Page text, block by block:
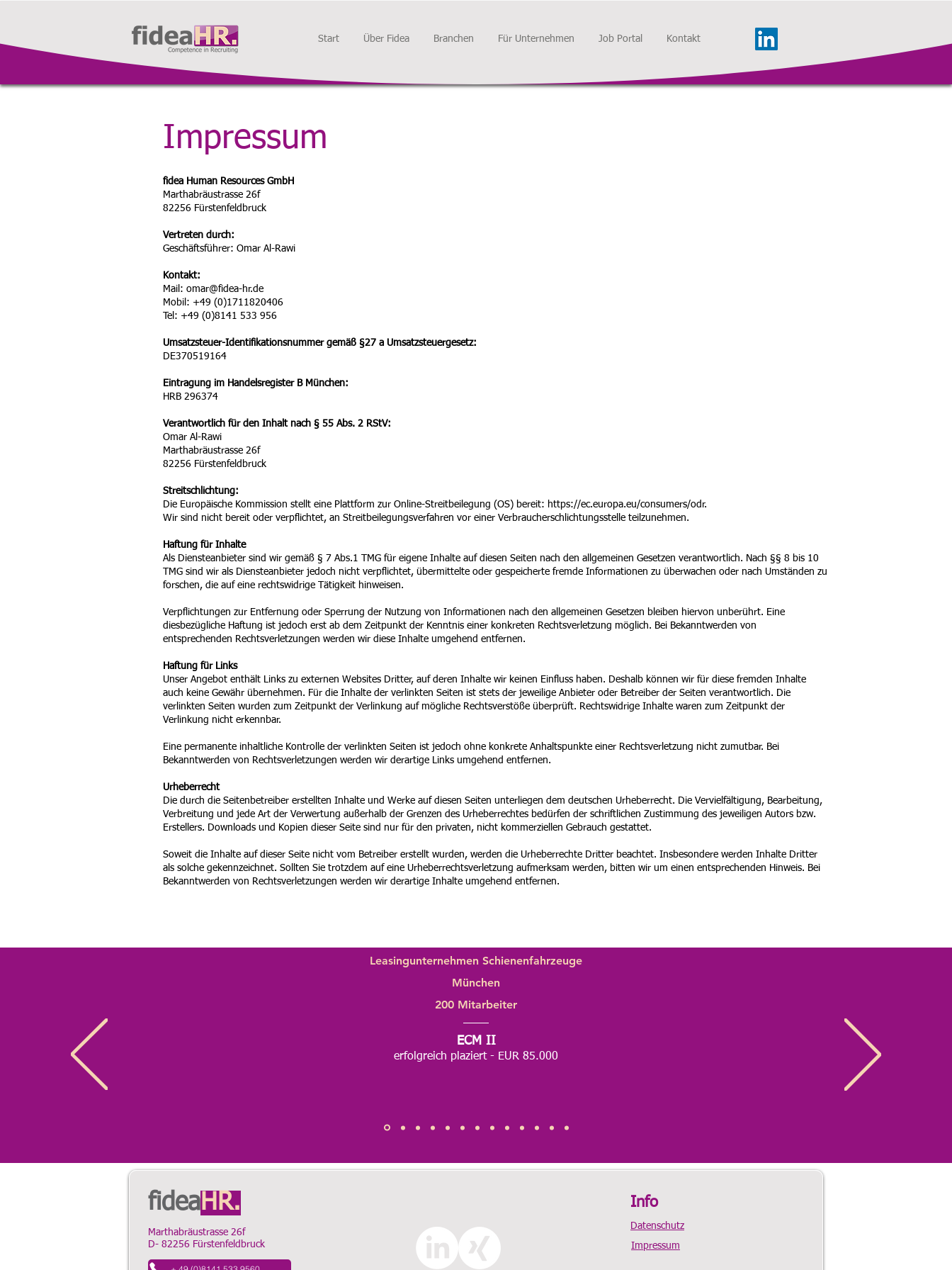
Start Über Fidea Branchen Für Unternehmen Job Portal Kontakt
Impressum
fidea Human Resources GmbH
Marthabräustrasse 26f
82256 Fürstenfeldbruck
Vertreten durch:
Geschäftsführer: Omar Al-Rawi
Kontakt:
Mail: omar@fidea-hr.de
Mobil: +49 (0)1711820406
Tel: +49 (0)8141 533 956
Umsatzsteuer-Identifikationsnummer gemäß §27 a Umsatzsteuergesetz:
DE370519164
Eintragung im Handelsregister B München:
HRB 296374
Verantwortlich für den Inhalt nach § 55 Abs. 2 RStV:
Omar Al-Rawi
Marthabräustrasse 26f
82256 Fürstenfeldbruck
Streitschlichtung:
Die Europäische Kommission stellt eine Plattform zur Online-Streitbeilegung (OS) bereit: https://ec.europa.eu/consumers/odr.
Wir sind nicht bereit oder verpflichtet, an Streitbeilegungsverfahren vor einer Verbraucherschlichtungsstelle teilzunehmen.
Haftung für Inhalte
Als Diensteanbieter sind wir gemäß § 7 Abs.1 TMG für eigene Inhalte auf diesen Seiten nach den allgemeinen Gesetzen verantwortlich. Nach §§ 8 bis 10
TMG sind wir als Diensteanbieter jedoch nicht verpflichtet, übermittelte oder gespeicherte fremde Informationen zu überwachen oder nach Umständen zu
forschen, die auf eine rechtswidrige Tätigkeit hinweisen.
Verpflichtungen zur Entfernung oder Sperrung der Nutzung von Informationen nach den allgemeinen Gesetzen bleiben hiervon unberührt. Eine
diesbezügliche Haftung ist jedoch erst ab dem Zeitpunkt der Kenntnis einer konkreten Rechtsverletzung möglich. Bei Bekanntwerden von
entsprechenden Rechtsverletzungen werden wir diese Inhalte umgehend entfernen.
Haftung für Links
Unser Angebot enthält Links zu externen Websites Dritter, auf deren Inhalte wir keinen Einfluss haben. Deshalb können wir für diese fremden Inhalte
auch keine Gewähr übernehmen. Für die Inhalte der verlinkten Seiten ist stets der jeweilige Anbieter oder Betreiber der Seiten verantwortlich. Die
verlinkten Seiten wurden zum Zeitpunkt der Verlinkung auf mögliche Rechtsverstöße überprüft. Rechtswidrige Inhalte waren zum Zeitpunkt der
Verlinkung nicht erkennbar.
Eine permanente inhaltliche Kontrolle der verlinkten Seiten ist jedoch ohne konkrete Anhaltspunkte einer Rechtsverletzung nicht zumutbar. Bei
Bekanntwerden von Rechtsverletzungen werden wir derartige Links umgehend entfernen.
Urheberrecht
Die durch die Seitenbetreiber erstellten Inhalte und Werke auf diesen Seiten unterliegen dem deutschen Urheberrecht. Die Vervielfältigung, Bearbeitung,
Verbreitung und jede Art der Verwertung außerhalb der Grenzen des Urheberrechtes bedürfen der schriftlichen Zustimmung des jeweiligen Autors bzw.
Erstellers. Downloads und Kopien dieser Seite sind nur für den privaten, nicht kommerziellen Gebrauch gestattet.
Soweit die Inhalte auf dieser Seite nicht vom Betreiber erstellt wurden, werden die Urheberrechte Dritter beachtet. Insbesondere werden Inhalte Dritter
als solche gekennzeichnet. Sollten Sie trotzdem auf eine Urheberrechtsverletzung aufmerksam werden, bitten wir um einen entsprechenden Hinweis. Bei
Bekanntwerden von Rechtsverletzungen werden wir derartige Inhalte umgehend entfernen.
Leasingunternehmen Schienenfahrzeuge
München
200 Mitarbeiter
ECM II
erfolgreich plaziert - EUR 85.000
fideaHR.
Marthabräustrasse 26f
D- 82256 Fürstenfeldbruck
Info
Datenschutz
Impressum